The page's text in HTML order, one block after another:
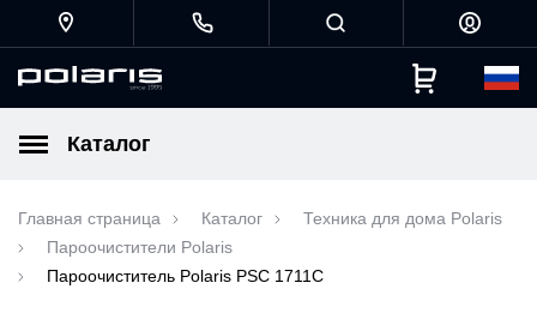
Каталог
Главная страница Каталог
Техника для дома Polaris
Пароочистители Polaris
Пароочиститель Polaris PSC 1711C